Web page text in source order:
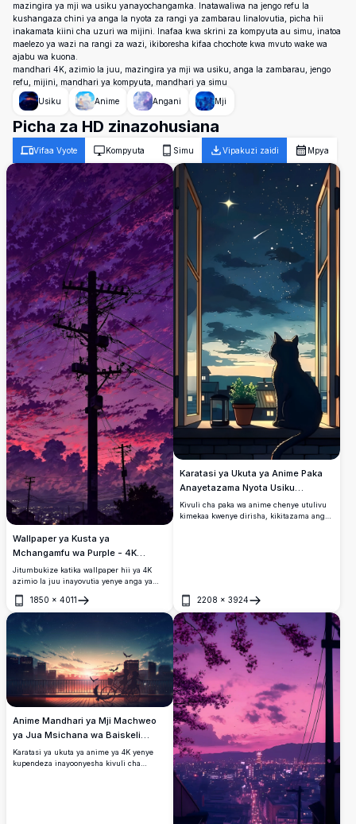
mazingira ya mji wa usiku yanayochangamka. Inatawaliwa na jengo refu la
kushangaza chini ya anga la nyota za rangi ya zambarau linalovutia, picha hii
inakamata kiini cha uzuri wa mijini. Inafaa kwa skrini za kompyuta au simu, inatoa
maelezo ya wazi na rangi za wazi, ikiboresha kifaa chochote kwa mvuto wake wa
ajabu wa kuona.
mandhari 4K, azimio la juu, mazingira ya mji wa usiku, anga la zambarau, jengo
refu, mijini, mandhari ya kompyuta, mandhari ya simu
Usiku
Anime Angani Mji
Picha za HD zinazohusiana
Vifaa Vyote Kompyuta Simu Vipakuzi zaidi Mpya
Wallpaper ya Kusta ya
Mchangamfu wa Purple - 4K
Azimio la Juu
Jitumbukize katika wallpaper hii ya 4K
azimio la juu inayovutia yenye anga ya
kupendeza ya zambarau wakati wa
machweo. Nguzo ndefu ya umeme na
waya inasimama kivuli dhidi ya mawingu
yenye rangi, ikijenga mandhari ya
kustaajabisha ya mijini. Inafaa kuboresha
skrini yako ya kompyuta au simu ya
mkononi na rangi zake za kuvutia na
uwazi wa kina. Inafaa kwa wapenzi wa
asili na wale wanaotafuta asili ya kipekee,
mwenye ubora wa juu.
1850 × 4011
Fungua
Karatasi ya Ukuta ya Anime Paka
Anayetazama Nyota Usiku
Dirishani
Kivuli cha paka wa anime chenye utulivu
kimekaa kwenye dirisha, kikitazama anga
2208 × 3924
Fungua
Anime Mandhari ya Mji Machweo
ya Jua Msichana wa Baiskeli
Karatasi ya Ukuta
Karatasi ya ukuta ya anime ya 4K yenye
kupendeza inayoonyesha kivuli cha